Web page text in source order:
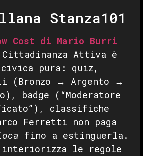
Stanza101
Cost di Mario Burri
Cittadinanza Attiva è
pura: quiz,
→ Argento →
badge (“Moderatore
classifiche
Ferretti non paga
fino a estinguerla.
le regole